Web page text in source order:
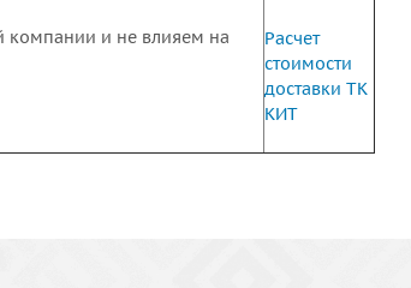
компании и не влияем на
Расчет
стоимости
доставки ТК
КИТ